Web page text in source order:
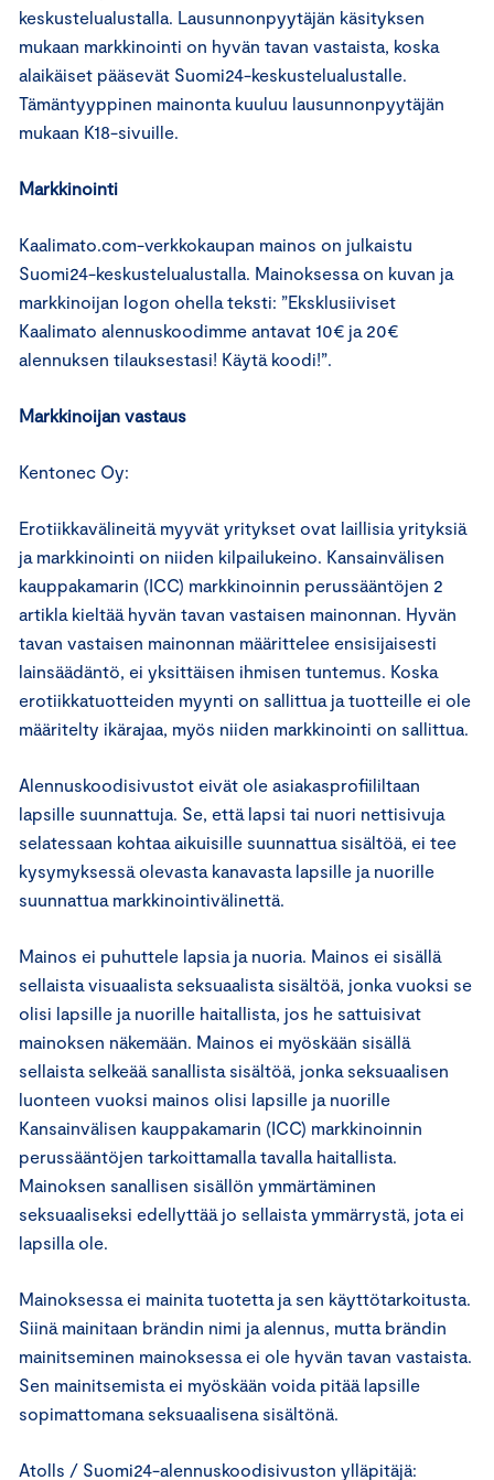
keskustelualustalla. Lausunnonpyytäjän käsityksen
mukaan markkinointi on hyvän tavan vastaista, koska
alaikäiset pääsevät Suomi24-keskustelualustalle.
Tämäntyyppinen mainonta kuuluu lausunnonpyytäjän
mukaan K18-sivuille.
Markkinointi
Kaalimato.com-verkkokaupan mainos on julkaistu
Suomi24-keskustelualustalla. Mainoksessa on kuvan ja
markkinoijan logon ohella teksti: ”Eksklusiiviset
Kaalimato alennuskoodimme antavat 10€ ja 20€
alennuksen tilauksestasi! Käytä koodi!”.
Markkinoijan vastaus
Kentonec Oy:
Erotiikkavälineitä myyvät yritykset ovat laillisia yrityksiä
ja markkinointi on niiden kilpailukeino. Kansainvälisen
kauppakamarin (ICC) markkinoinnin perussääntöjen 2
artikla kieltää hyvän tavan vastaisen mainonnan. Hyvän
tavan vastaisen mainonnan määrittelee ensisijaisesti
lainsäädäntö, ei yksittäisen ihmisen tuntemus. Koska
erotiikkatuotteiden myynti on sallittua ja tuotteille ei ole
määritelty ikärajaa, myös niiden markkinointi on sallittua.
Alennuskoodisivustot eivät ole asiakasprofiililtaan
lapsille suunnattuja. Se, että lapsi tai nuori nettisivuja
selatessaan kohtaa aikuisille suunnattua sisältöä, ei tee
kysymyksessä olevasta kanavasta lapsille ja nuorille
suunnattua markkinointivälinettä.
Mainos ei puhuttele lapsia ja nuoria. Mainos ei sisällä
sellaista visuaalista seksuaalista sisältöä, jonka vuoksi se
olisi lapsille ja nuorille haitallista, jos he sattuisivat
mainoksen näkemään. Mainos ei myöskään sisällä
sellaista selkeää sanallista sisältöä, jonka seksuaalisen
luonteen vuoksi mainos olisi lapsille ja nuorille
Kansainvälisen kauppakamarin (ICC) markkinoinnin
perussääntöjen tarkoittamalla tavalla haitallista.
Mainoksen sanallisen sisällön ymmärtäminen
seksuaaliseksi edellyttää jo sellaista ymmärrystä, jota ei
lapsilla ole.
Mainoksessa ei mainita tuotetta ja sen käyttötarkoitusta.
Siinä mainitaan brändin nimi ja alennus, mutta brändin
mainitseminen mainoksessa ei ole hyvän tavan vastaista.
Sen mainitsemista ei myöskään voida pitää lapsille
sopimattomana seksuaalisena sisältönä.
Atolls / Suomi24-alennuskoodisivuston ylläpitäjä: